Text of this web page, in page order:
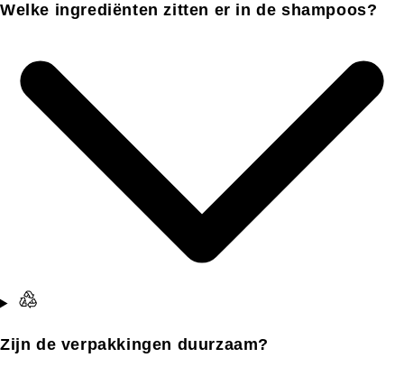
Welke ingrediënten zitten er in de shampoos?
Zijn de verpakkingen duurzaam?